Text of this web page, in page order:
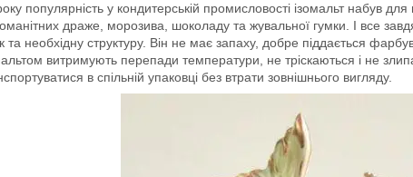
популярність у кондитерській промисловості ізомальт набув
драже, морозива, шоколаду та жувальної гумки. І все
та необхідну структуру. Він не має запаху, добре піддається
витримують перепади температури, не тріскаються і не
в спільній упаковці без втрати зовнішнього вигляду.